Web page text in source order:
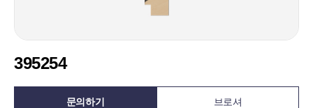
395254
문의하기 브로셔